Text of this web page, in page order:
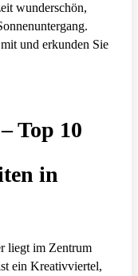
wunderschön,
und erkunden Sie
Top 10
in
liegt im Zentrum
ein Kreativviertel,